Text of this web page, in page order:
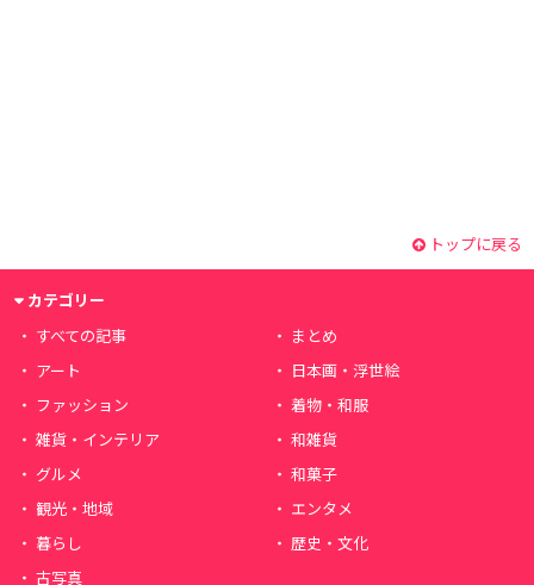
トップに戻る
カテゴリー
すべての記事
まとめ
アート
日本画・浮世絵
ファッション
着物・和服
雑貨・インテリア
和雑貨
グルメ
和菓子
観光・地域
エンタメ
暮らし
歴史・文化
古写真